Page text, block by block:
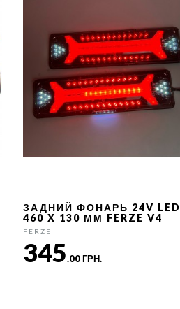
ЗАДНИЙ ФОНАРЬ 24V LED
460 X 130 ММ FERZE V4
FERZE
345.00 ГРН.